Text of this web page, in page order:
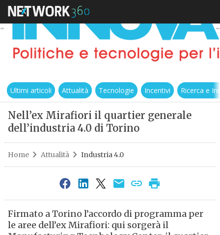
Ultimi articoli Attualità Tecnologie Incentivi Ricerca e
Nell’ex Mirafiori il quartier generale
dell’industria 4.0 di Torino
Home Attualità Industria 4.0
Firmato a Torino l’accordo di programma per
le aree dell’ex Mirafiori: qui sorgerà il